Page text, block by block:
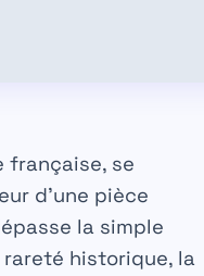
française, se
d’une pièce
la simple
rareté historique, la